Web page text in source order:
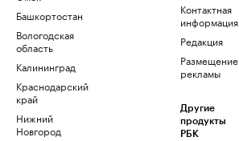
Башкортостан
Вологодская
область
Калининград
Краснодарский
край
Нижний
Новгород
Контактная
информация
Редакция
Размещение
рекламы
Другие
продукты
РБК